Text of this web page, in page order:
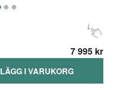
7 995 kr
LÄGG I VARUKORG